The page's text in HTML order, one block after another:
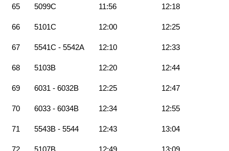
65 5099C 11:56 12:18
66 5101C 12:00 12:25
67 5541C - 5542A 12:10 12:33
68 5103B 12:20 12:44
69 6031 - 6032B 12:25 12:47
70 6033 - 6034B 12:34 12:55
71 5543B - 5544 12:43 13:04